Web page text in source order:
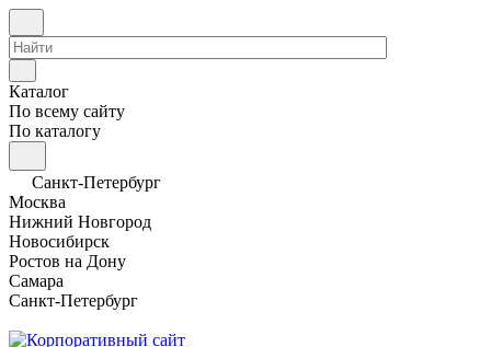
Каталог
По всему сайту
По каталогу
Санкт-Петербург
Москва
Нижний Новгород
Новосибирск
Ростов на Дону
Самара
Санкт-Петербург